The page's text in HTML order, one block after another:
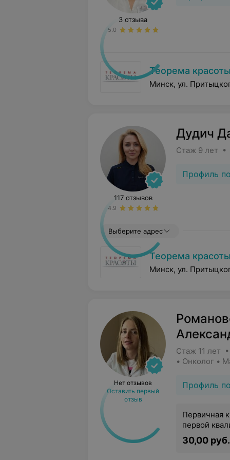
3 отзыва
5.0
Теорема красоты
Минск, ул.
Дудич
Стаж 9 лет •
Профиль
117 отзывов
4.9
Выберите адрес
Теорема красоты
Минск, ул.
Стаж 11 лет
• Онколог •
Профиль
Нет отзывов
Оставить первый
отзыв
Первичная
первой
30,00 руб.